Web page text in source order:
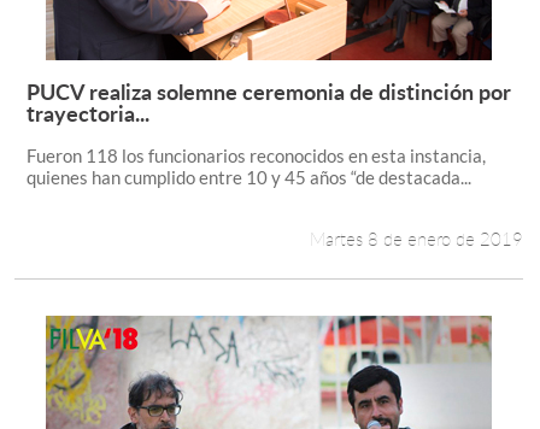
Leer más +
PUCV realiza solemne ceremonia de distinción por
trayectoria...
Fueron 118 los funcionarios reconocidos en esta instancia,
quienes han cumplido entre 10 y 45 años “de destacada...
Martes 8 de enero de 2019